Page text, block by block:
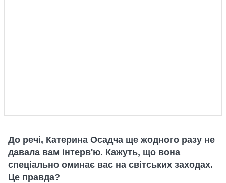
До речі, Катерина Осадча ще жодного разу не
давала вам інтерв'ю. Кажуть, що вона
спеціально оминає вас на світських заходах.
Це правда?